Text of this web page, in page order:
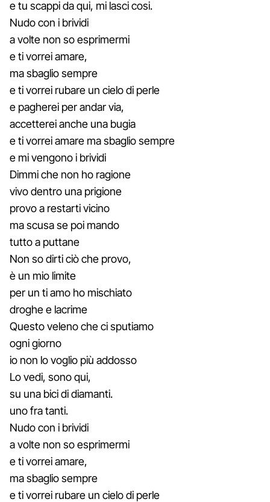
e tu scappi da qui, mi lasci cosi.
Nudo con i brividi
a volte non so esprimermi
e ti vorrei amare,
ma sbaglio sempre
e ti vorrei rubare un cielo di perle
e pagherei per andar via,
accetterei anche una bugia
e ti vorrei amare ma sbaglio sempre
e mi vengono i brividi
Dimmi che non ho ragione
vivo dentro una prigione
provo a restarti vicino
ma scusa se poi mando
tutto a puttane
Non so dirti ciò che provo,
è un mio limite
per un ti amo ho mischiato
droghe e lacrime
Questo veleno che ci sputiamo
ogni giorno
io non lo voglio più addosso
Lo vedi, sono qui,
su una bici di diamanti.
uno fra tanti.
Nudo con i brividi
a volte non so esprimermi
e ti vorrei amare,
ma sbaglio sempre
e ti vorrei rubare un cielo di perle